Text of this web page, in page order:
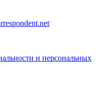
и персональных